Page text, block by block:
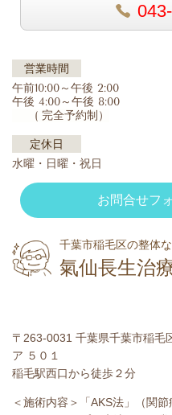
営業時間
午前10:00～午後 2:00
午後 4:00～午後 8:00
( 完全予約制）
定休日
水曜・日曜・祝日
お問合せフ
千葉市稲毛区の整体
氣仙長生治
〒263-0031 千葉県千葉市稲毛
ア ５０１
稲毛駅西口から徒歩２分
＜施術内容＞「AKS法」（関